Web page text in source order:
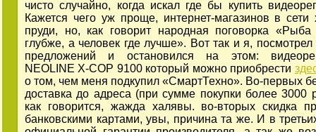
чисто случайно, когда искал где бы купить
Кажется чего уж проще, интернет-магазинов в сети
пруди, но, как говорит народная поговорка
глубже, а человек где лучше». Вот так и я, посмотрел
предложений и остановился на этом:
NEOLINE X-COP 9100 который можно приобрести
о том, чем меня подкупил «СмартТехно». Во-первых
доставка до адреса (при сумме покупки более 3000
как говорится, жажда халявы. во-вторых скидка
банковскими картами, увы, причина та же. И в